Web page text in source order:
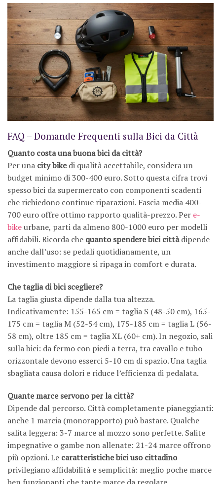
FAQ – Domande Frequenti sulla Bici da Città
Quanto costa una buona bici da città?
Per una city bikedi qualità accettabile, considera un
budget minimo di 300-400 euro. Sotto questa cifra trovi
spesso bici da supermercato con componenti scadenti
che richiedono continue riparazioni. Fascia media 400-
700 euro offre ottimo rapporto qualità-prezzo. Per e-
bikeurbane, parti da almeno 800-1000 euro per modelli
affidabili. Ricorda che quanto spendere bici cittàdipende
anche dall’uso: se pedali quotidianamente, un
investimento maggiore si ripaga in comfort e durata.
Che taglia di bici scegliere?
La taglia giusta dipende dalla tua altezza.
Indicativamente: 155-165 cm = taglia S (48-50 cm), 165-
175 cm = taglia M (52-54 cm), 175-185 cm = taglia L (56-
58 cm), oltre 185 cm = taglia XL (60+ cm). In negozio, sali
sulla bici: da fermo con piedi a terra, tra cavallo e tubo
orizzontale devono esserci 5-10 cm di spazio. Una taglia
sbagliata causa dolori e riduce l’efficienza di pedalata.
Quante marce servono per la città?
Dipende dal percorso. Città completamente pianeggianti:
anche 1 marcia (monorapporto) può bastare. Qualche
salita leggera: 3-7 marce al mozzo sono perfette. Salite
impegnative o gambe non allenate: 21-24 marce offrono
più opzioni. Le caratteristiche bici uso cittadino
privilegiano affidabilità e semplicità: meglio poche marce